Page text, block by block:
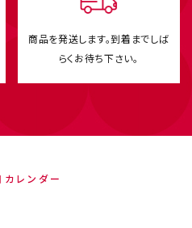
商品を発送します。到着までしば
らくお待ち下さい。
カレンダー